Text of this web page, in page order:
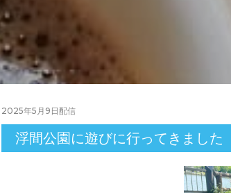
2025年5月9日 配信
浮間公園に遊びに行ってきました